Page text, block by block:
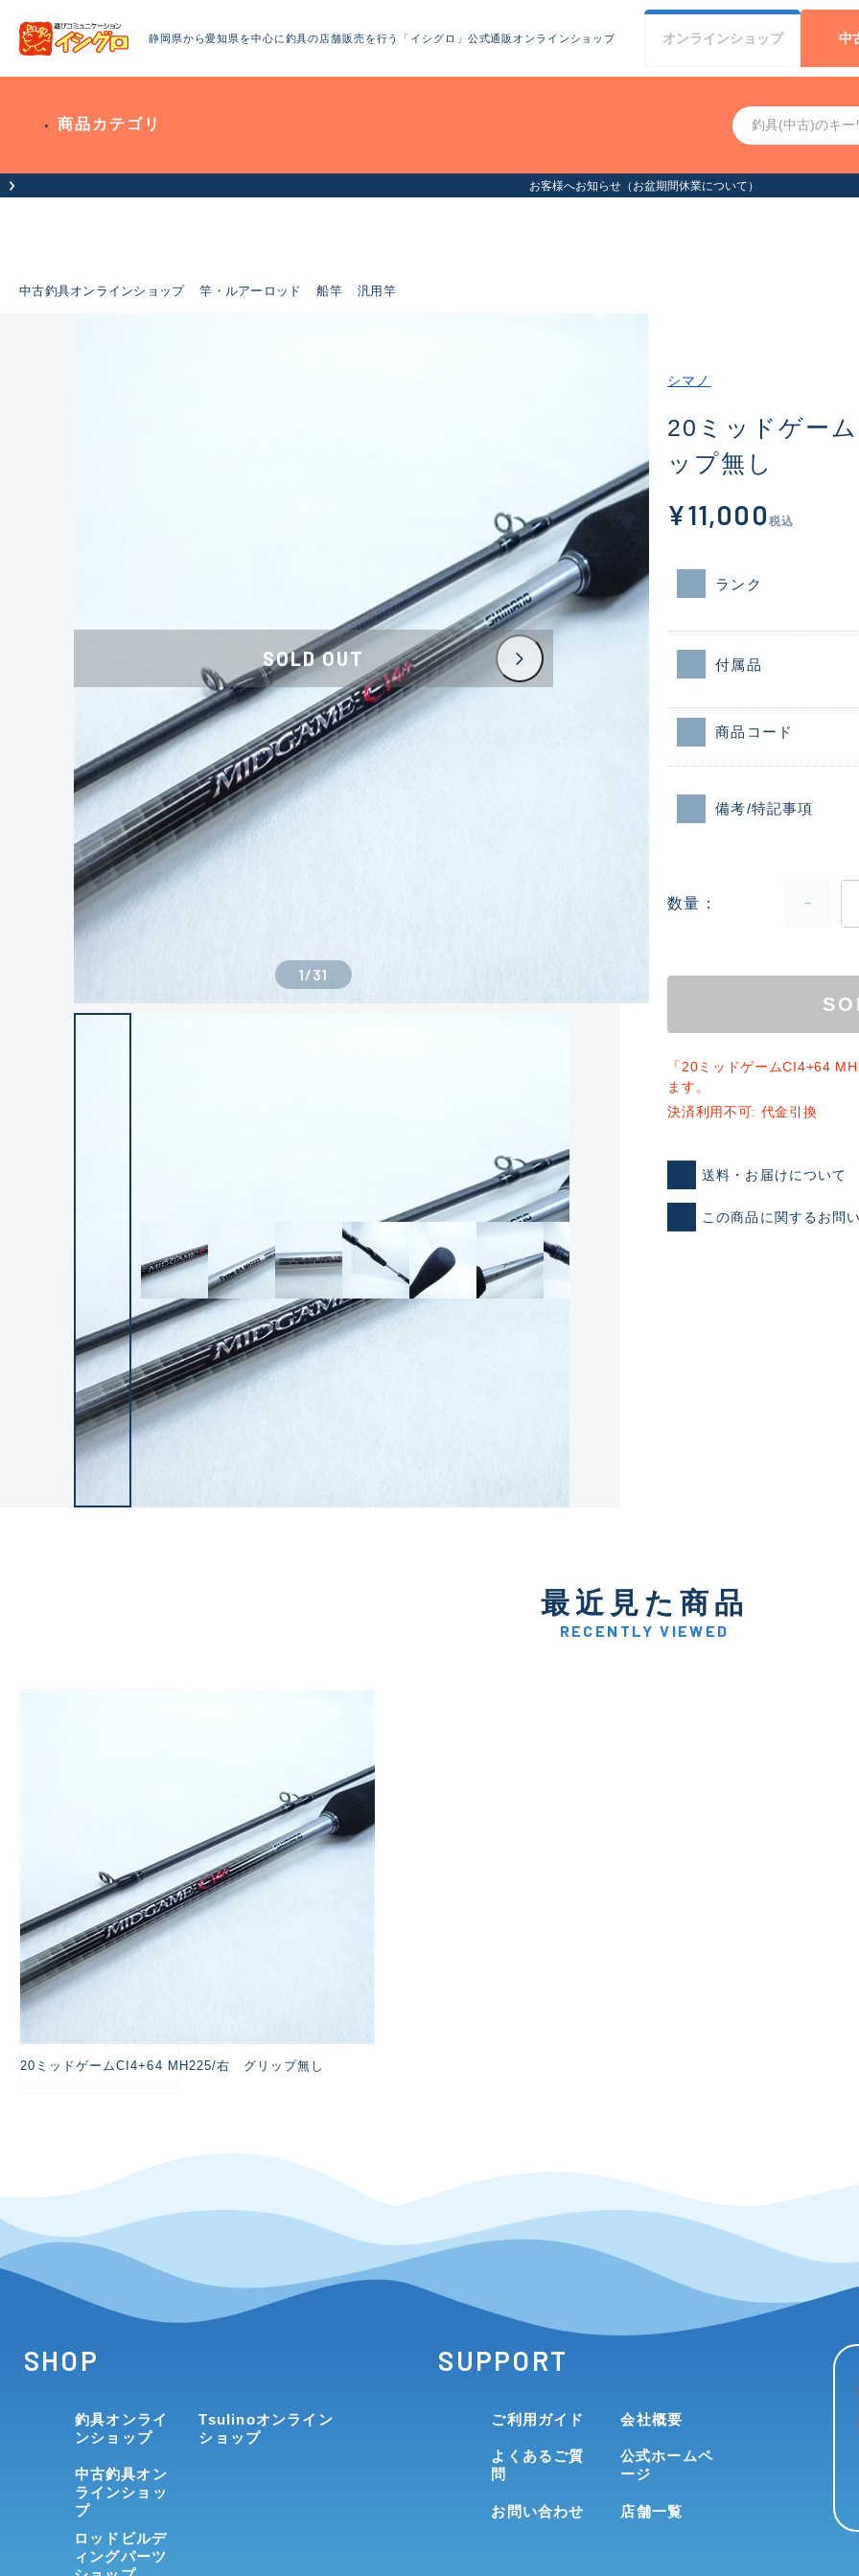
静岡県から愛知県を中心に釣具の店舗販売を行う「イシグロ」公式通販オンラインショップ オンラインショップ 中
商品カテゴリ
中古釣具オンラインショップ 竿・ルアーロッド 船竿 汎用竿
ランクとは？
※店頭展示時の置き傷が付いて
C-
い品
SOLD OUT
1/31
シマノ
20ミッドゲー
ップ無し
¥11,000 税込
ランク
付属品
商品コード
備考/特記事項
数量
「20ミッドゲームCI4+64
ます。
決済利用不可: 代金引換
送料・お届けについて
この商品に関するお問
最近見た商品
RECENTLY VIEWED
20ミッドゲームCI4+64 MH225/右 グリップ無し
SHOP
釣具オンライ
ンショップ
中古釣具オン
ラインショッ
プ
ロッドビルデ
ィングパーツ
Tsulinoオンライン
ショップ
SUPPORT
ご利用ガイド
よくあるご質
問
お問い合わせ
会社概要
公式ホームペ
ージ
店舗一覧